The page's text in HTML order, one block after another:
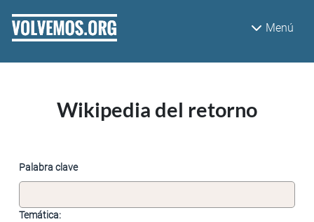
Menú
Wikipedia del retorno
Palabra clave
Temática: